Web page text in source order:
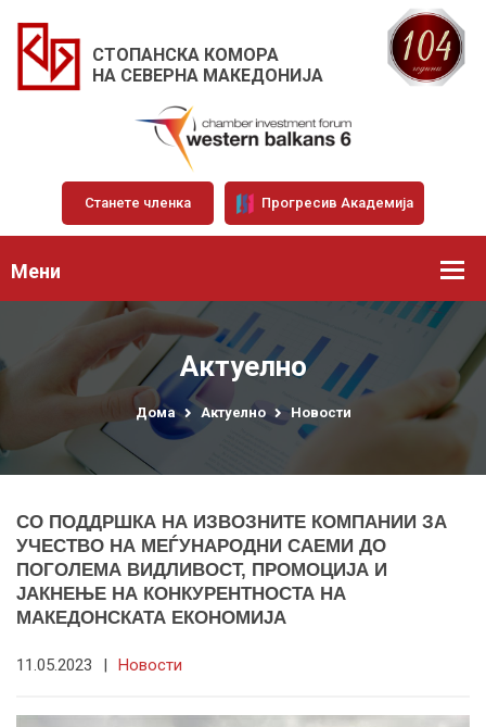
СТОПАНСКА КОМОРА
НА СЕВЕРНА МАКЕДОНИЈА
Станете членка Прогресив Академија
Мени
Актуелно
Дома Актуелно Новости
СО ПОДДРШКА НА ИЗВОЗНИТЕ КОМПАНИИ ЗА
УЧЕСТВО НА МЕЃУНАРОДНИ САЕМИ ДО
ПОГОЛЕМА ВИДЛИВОСТ, ПРОМОЦИЈА И
ЈАКНЕЊЕ НА КОНКУРЕНТНОСТА НА
МАКЕДОНСКАТА ЕКОНОМИЈА
11.05.2023 | Новости